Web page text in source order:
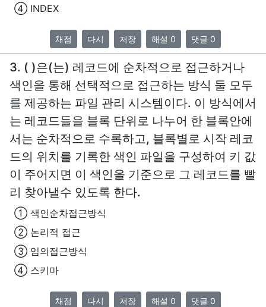
④ INDEX
채점 다시 저장 해설 0 댓글 0
3. ( )은(는) 레코드에 순차적으로 접근하거나
색인을 통해 선택적으로 접근하는 방식 둘 모두
를 제공하는 파일 관리 시스템이다. 이 방식에서
는 레코드들을 블록 단위로 나누어 한 블록안에
서는 순차적으로 수록하고, 블록별로 시작 레코
드의 위치를 기록한 색인 파일을 구성하여 키 값
이 주어지면 이 색인을 기준으로 그 레코드를 빨
리 찾아낼수 있도록 한다.
① 색인순차접근방식
② 논리적 접근
③ 임의접근방식
④ 스키마
채점 다시 저장 해설 0 댓글 0